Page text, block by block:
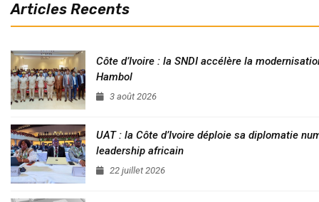
Articles Recents
Côte d’Ivoire : la SNDI accélère la
Hambol
3 août 2026
UAT : la Côte d’Ivoire déploie sa diplomatie
leadership africain
22 juillet 2026